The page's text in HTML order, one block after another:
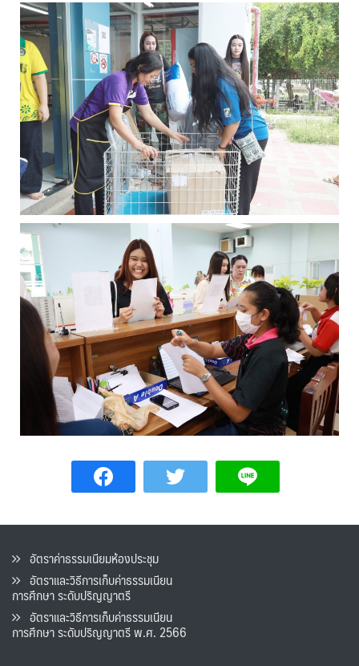
อัตราค่าธรรมเนียมห้องประชุม
อัตราและวิธีการเก็บค่าธรรมเนียน
การศึกษา ระดับปริญญาตรี
อัตราและวิธีการเก็บค่าธรรมเนียน
การศึกษา ระดับปริญญาตรี พ.ศ. 2566